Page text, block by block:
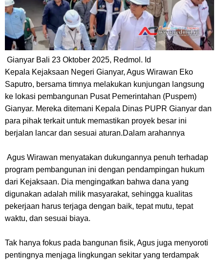
Gianyar Bali 23 Oktober 2025, Redmol. Id
Kepala Kejaksaan Negeri Gianyar, Agus Wirawan Eko
Saputro, bersama timnya melakukan kunjungan langsung
ke lokasi pembangunan Pusat Pemerintahan (Puspem)
Gianyar. Mereka ditemani Kepala Dinas PUPR Gianyar dan
para pihak terkait untuk memastikan proyek besar ini
berjalan lancar dan sesuai aturan.Dalam arahannya
Agus Wirawan menyatakan dukungannya penuh terhadap
program pembangunan ini dengan pendampingan hukum
dari Kejaksaan. Dia mengingatkan bahwa dana yang
digunakan adalah milik masyarakat, sehingga kualitas
pekerjaan harus terjaga dengan baik, tepat mutu, tepat
waktu, dan sesuai biaya.
Tak hanya fokus pada bangunan fisik, Agus juga menyoroti
pentingnya menjaga lingkungan sekitar yang terdampak